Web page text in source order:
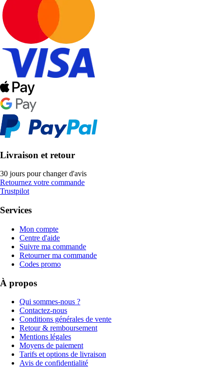
Livraison et retour
30 jours pour changer d'avis
Retournez votre commande
Trustpilot
Services
Mon compte
Centre d'aide
Suivre ma commande
Retourner ma commande
Codes promo
À propos
Qui sommes-nous ?
Contactez-nous
Conditions générales de vente
Retour & remboursement
Mentions légales
Moyens de paiement
Tarifs et options de livraison
Avis de confidentialité